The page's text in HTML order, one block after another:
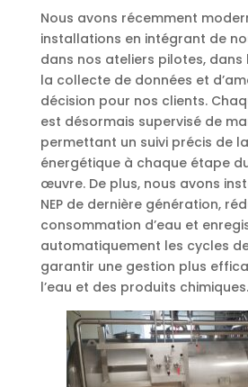
Nous avons récemment
installations en intégrant de
dans nos ateliers pilotes, dans
la collecte de données et
décision pour nos clients.
est désormais supervisé de
permettant un suivi précis de
énergétique à chaque étape
œuvre. De plus, nous avons
NEP de dernière génération,
consommation d’eau et
automatiquement les cycles
garantir une gestion plus
l’eau et des produits chimiques.